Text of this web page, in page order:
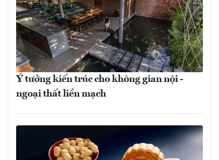
Ý tưởng kiến trúc cho không gian nội -
ngoại thất liền mạch